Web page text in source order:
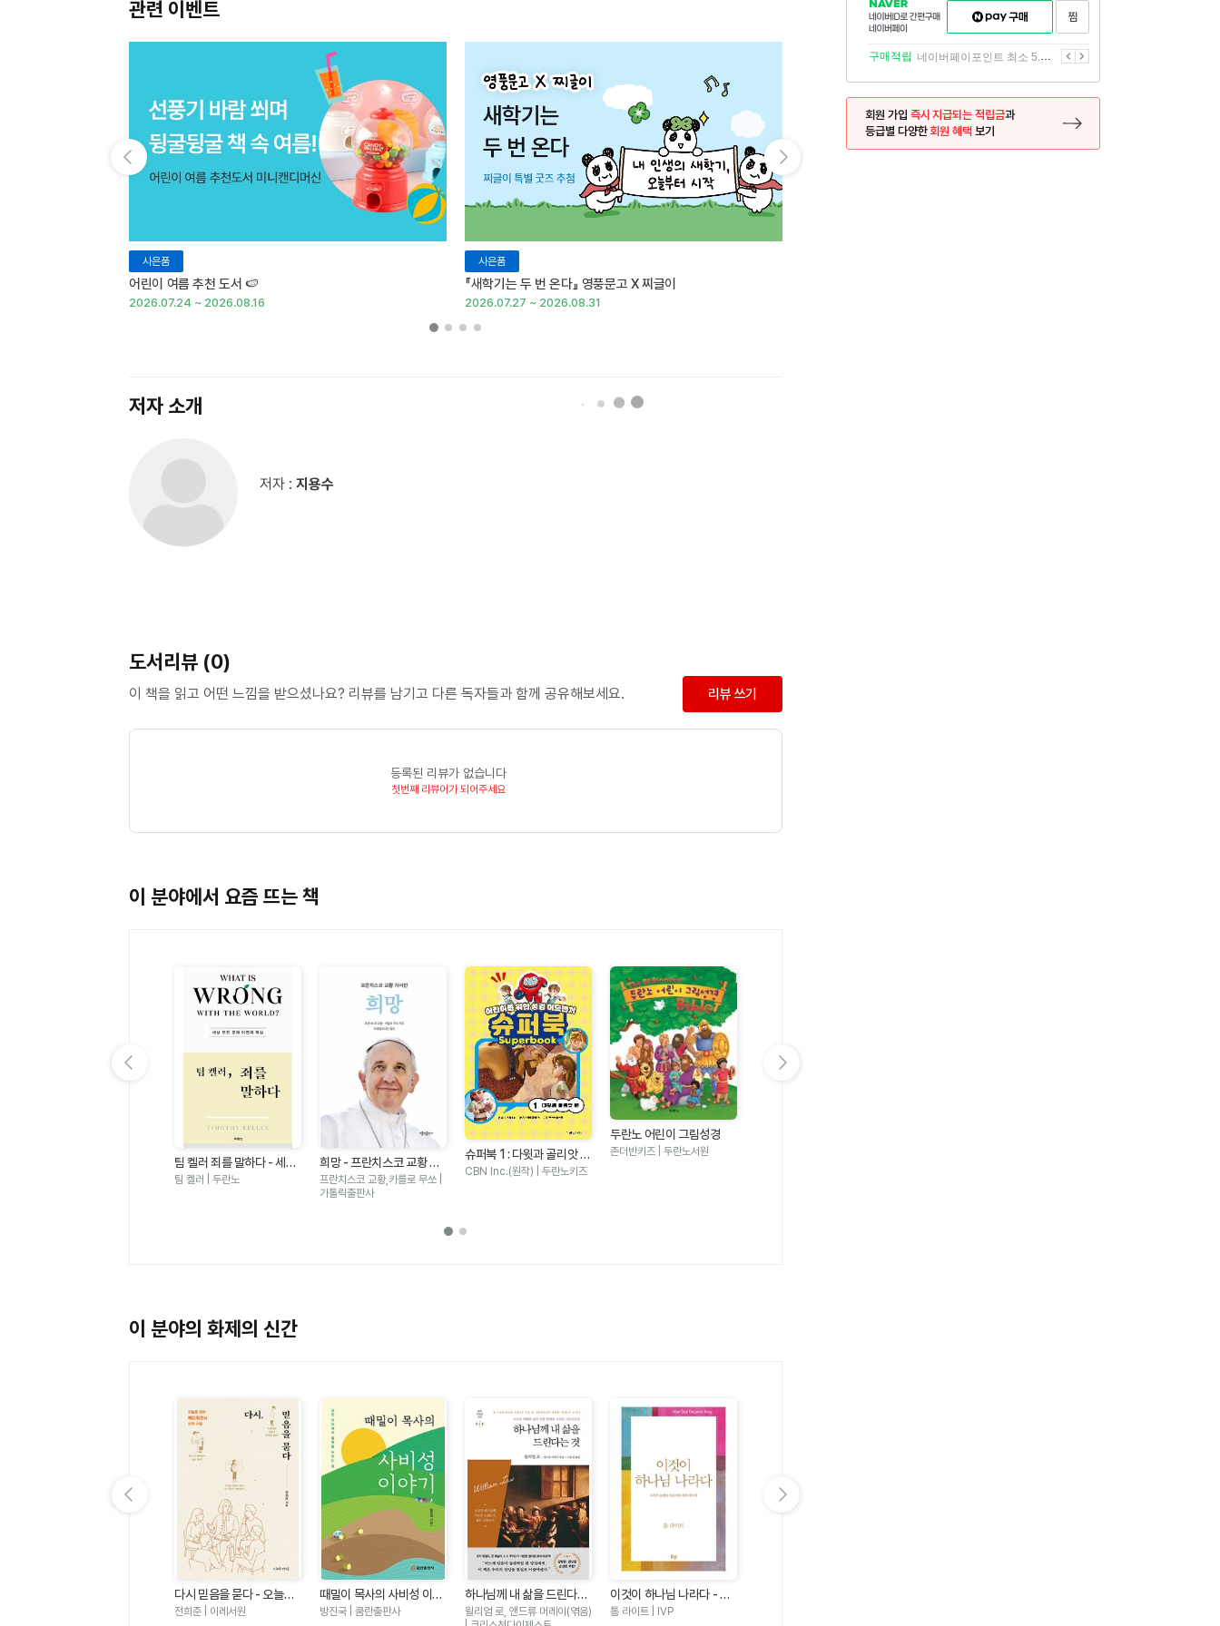
관련 이벤트
사은품
어린이 여름 추천 도서 🍉
2026.07.24 ~ 2026.08.16
사은품
『새학기는 두 번 온다』 영풍문고 X 찌글이
2026.07.27 ~ 2026.08.31
저자 소개
저자 : 지용수
도서리뷰 (0)
이 책을 읽고 어떤 느낌을 받으셨나요? 리뷰를 남기고 다른 독자들과 함께 공유해보세요. 리뷰 쓰기
등록된 리뷰가 없습니다
첫번째 리뷰어가 되어주세요
이 분야에서 요즘 뜨는 책
팀 켈러 죄를 말하다 - 세상
모든 문제 이면의 핵심
팀 켈러 | 두란노
희망 - 프란치스코 교황 자
서전
프란치스코 교황,카를로 무쏘 |
가톨릭출판사
슈퍼북 1 : 다윗과 골리앗 편
- 어린이를 위한 성경 어드
CBN Inc.(원작) | 두란노키즈
두란노 어린이 그림성경
존더반키즈 | 두란노서원
이 분야의 화제의 신간
다시 믿음을 묻다 - 오늘을
위한 에드워즈의 신학 수업
전희준 | 이레서원
때밀이 목사의 사비성 이야
기
방진국 | 쿰란출판사
하나님께 내 삶을 드린다는
것 - 기도와 예배를 넘어 인
윌리엄 로, 앤드류 머레이(엮음)
이것이 하나님 나라다 - 우
리가 놓쳤던 복음서의 진짜
톰 라이트 | IVP
NAVER
네이버
ID로
간편구매
네이버페이
구매하기
이전
구매적립 네이버페이포인트 최소 5.5% 적립 다음
회원 가입 즉시 지급되는 적립금과
등급별 다양한회원 혜택 보기